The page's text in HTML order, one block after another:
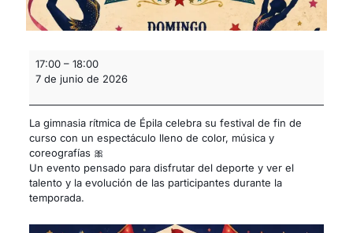
17:00 – 18:00
7 de junio de 2026
La gimnasia rítmica de Épila celebra su festival de fin de
curso con un espectáculo lleno de color, música y
coreografías 🎀
Un evento pensado para disfrutar del deporte y ver el
talento y la evolución de las participantes durante la
temporada.